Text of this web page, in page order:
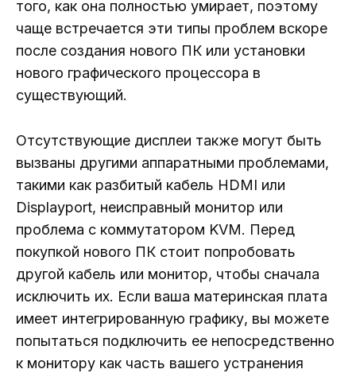
того, как она полностью умирает, поэтому
чаще встречается эти типы проблем вскоре
после создания нового ПК или установки
нового графического процессора в
существующий.
Отсутствующие дисплеи также могут быть
вызваны другими аппаратными проблемами,
такими как разбитый кабель HDMI или
Displayport, неисправный монитор или
проблема с коммутатором KVM. Перед
покупкой нового ПК стоит попробовать
другой кабель или монитор, чтобы сначала
исключить их. Если ваша материнская плата
имеет интегрированную графику, вы можете
попытаться подключить ее непосредственно
к монитору как часть вашего устранения